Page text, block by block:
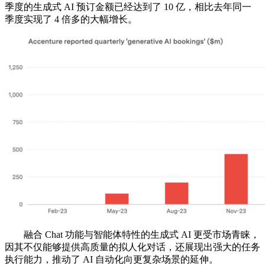
季度的生成式 AI 预订金额已经达到了 10 亿，相比去年同一
季度实现了 4 倍多的大幅增长。
融合 Chat 功能与智能体特性的生成式 AI 更受市场青睐，
因其不仅能够提供高质量的拟人化对话，还展现出强大的任务
执行能力，推动了 AI 自动化向更复杂场景的延伸。